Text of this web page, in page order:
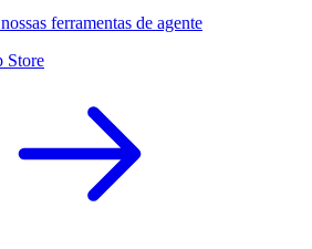
ferramentas de agente
Store